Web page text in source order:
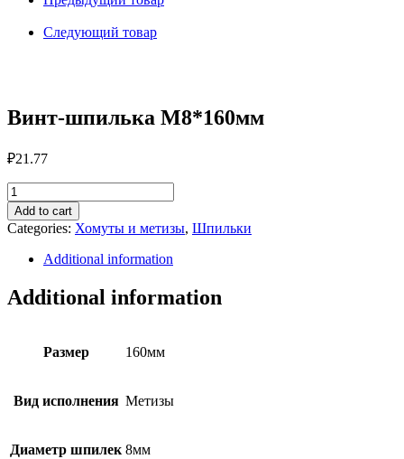
Следующий товар
Винт-шпилька М8*160мм
₽21.77
Винт-
шпилька
М8*160мм
quantity
Add to cart
Categories: Хомуты и метизы, Шпильки
Additional information
Additional information
Размер 160мм
Вид исполнения Метизы
Диаметр шпилек 8мм